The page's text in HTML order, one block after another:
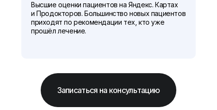
Записаться на консультацию
Высшие оценки пациентов на Яндекс. Картах
и Продокторов. Большинство новых пациентов
приходят по рекомендации тех, кто уже
прошёл лечение.